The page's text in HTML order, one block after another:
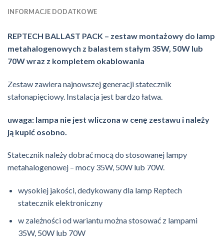
INFORMACJE DODATKOWE
REPTECH BALLAST PACK – zestaw montażowy do lamp
metahalogenowych z balastem stałym 35W, 50W lub
70W wraz z kompletem okablowania
Zestaw zawiera najnowszej generacji statecznik
stałonapięciowy. Instalacja jest bardzo łatwa.
uwaga: lampa nie jest wliczona w cenę zestawu i należy
ją kupić osobno.
Statecznik należy dobrać mocą do stosowanej lampy
metahalogenowej – mocy 35W, 50W lub 70W.
wysokiej jakości, dedykowany dla lamp Reptech
statecznik elektroniczny
w zależności od wariantu można stosować z lampami
35W, 50W lub 70W